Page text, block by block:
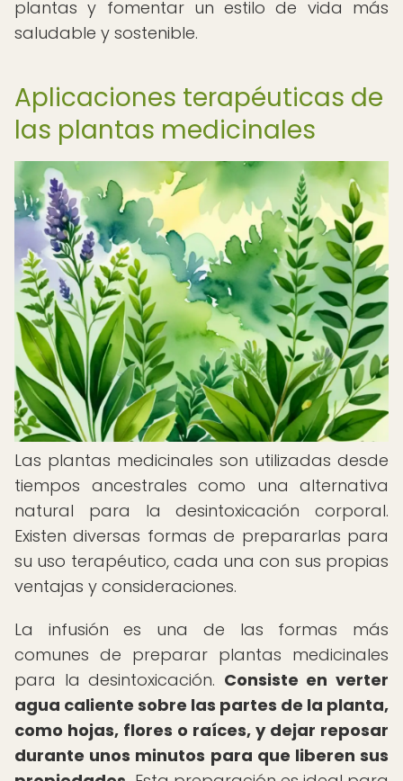
plantas y fomentar un estilo de vida más
saludable y sostenible.
Aplicaciones terapéuticas de
las plantas medicinales
Las plantas medicinales son utilizadas desde
tiempos ancestrales como una alternativa
natural para la desintoxicación corporal.
Existen diversas formas de prepararlas para
su uso terapéutico, cada una con sus propias
ventajas y consideraciones.
La infusión es una de las formas más
comunes de preparar plantas medicinales
para la desintoxicación. Consiste en verter
agua caliente sobre las partes de la planta,
como hojas, flores o raíces, y dejar reposar
durante unos minutos para que liberen sus